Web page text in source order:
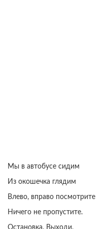
Мы в автобусе сидим
Из окошечка глядим
Влево, вправо посмотрите
Ничего не пропустите.
Остановка. Выходи.